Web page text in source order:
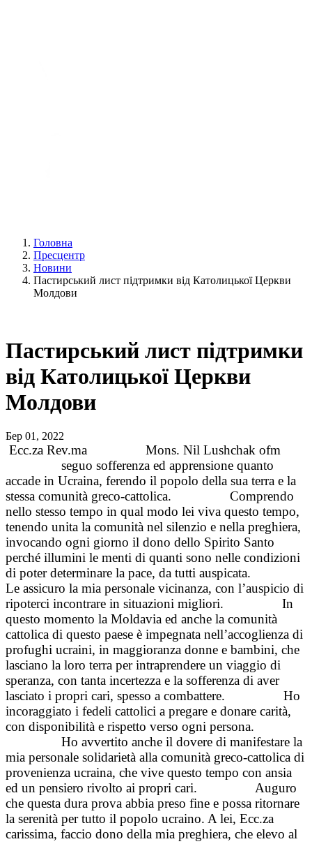
Головна
Пресцентр
Новини
Пастирський лист підтримки від Католицької Церкви
Молдови
Пастирський лист підтримки
від Католицької Церкви
Молдови
Бер 01, 2022
Ecc.za Rev.ma
Mons. Nil Lushchak ofm
seguo sofferenza ed apprensione quanto
accade in Ucraina, ferendo il popolo della sua terra e la
stessa comunità greco-cattolica.
Comprendo
nello stesso tempo in qual modo lei viva questo tempo,
tenendo unita la comunità nel silenzio e nella preghiera,
invocando ogni giorno il dono dello Spirito Santo
perché illumini le menti di quanti sono nelle condizioni
di poter determinare la pace, da tutti auspicata.
Le assicuro la mia personale vicinanza, con l’auspicio di
ripoterci incontrare in situazioni migliori.
In
questo momento la Moldavia ed anche la comunità
cattolica di questo paese è impegnata nell’accoglienza di
profughi ucraini, in maggioranza donne e bambini, che
lasciano la loro terra per intraprendere un viaggio di
speranza, con tanta incertezza e la sofferenza di aver
lasciato i propri cari, spesso a combattere.
Ho
incoraggiato i fedeli cattolici a pregare e donare carità,
con disponibilità e rispetto verso ogni persona.
Ho avvertito anche il dovere di manifestare la
mia personale solidarietà alla comunità greco-cattolica di
provenienza ucraina, che vive questo tempo con ansia
ed un pensiero rivolto ai propri cari.
Auguro
che questa dura prova abbia preso fine e possa ritornare
la serenità per tutto il popolo ucraino. A lei, Ecc.za
carissima, faccio dono della mia preghiera, che elevo al